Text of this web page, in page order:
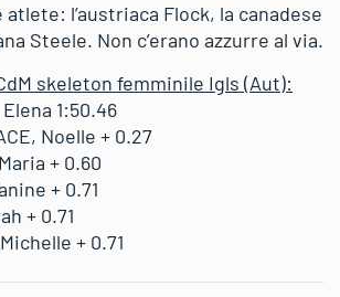
l’austriaca Flock, la canadese
Steele. Non c’erano azzurre al via.
skeleton femminile Igls (Aut):
1:50.46
Noelle + 0.27
+ 0.60
+ 0.71
+ 0.71
+ 0.71